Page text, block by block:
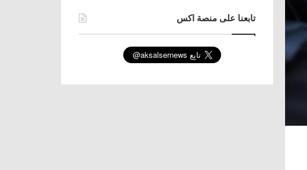
تابعنا على منصة اكس